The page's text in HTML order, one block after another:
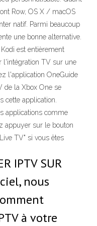
Row, OS X / macOS
natif. Parmi beaucoup
une bonne alternative.
est entièrement
l'intégration TV sur une
l'application OneGuide
de la Xbox One se
cette application.
applications comme
appuyer sur le bouton
TV" si vous êtes
IPTV SUR
nous
à votre